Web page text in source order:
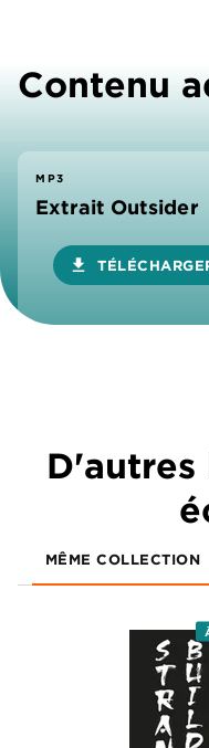
Contenu
MP3
Extrait Outsider
download
D'autres
MÊME COLLECTION